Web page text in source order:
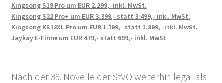
Kingsong S19 Pro um EUR 2.299,- inkl. MwSt.
Kingsong S22 Pro+ um EUR 3.399,- statt 3.499,- inkl. MwSt.
Kingsong KS18XL Pro um EUR 1.799,- statt 1.899,- inkl. MwSt.
Jaykay E-Finne um EUR 479,- statt 699,- inkl. MwSt.
Nach der 36. Novelle der StVO weiterhin legal als